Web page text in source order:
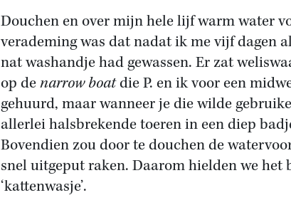
Douchen en over mijn hele lijf warm water
verademing was dat nadat ik me vijf dagen
nat washandje had gewassen. Er zat
op denarrow boatdie P. en ik voor een
gehuurd, maar wanneer je die wilde
allerlei halsbrekende toeren in een diep
Bovendien zou door te douchen de
snel uitgeput raken. Daarom hielden we het
‘kattenwasje’.